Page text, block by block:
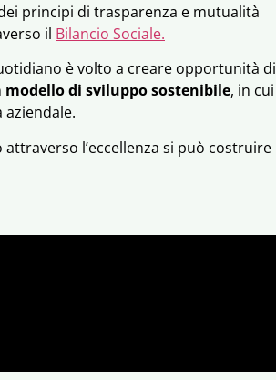
principi di trasparenza e mutualità
il Bilancio Sociale.
è volto a creare opportunità di
modello di sviluppo sostenibile, in cui
l’eccellenza si può costruire